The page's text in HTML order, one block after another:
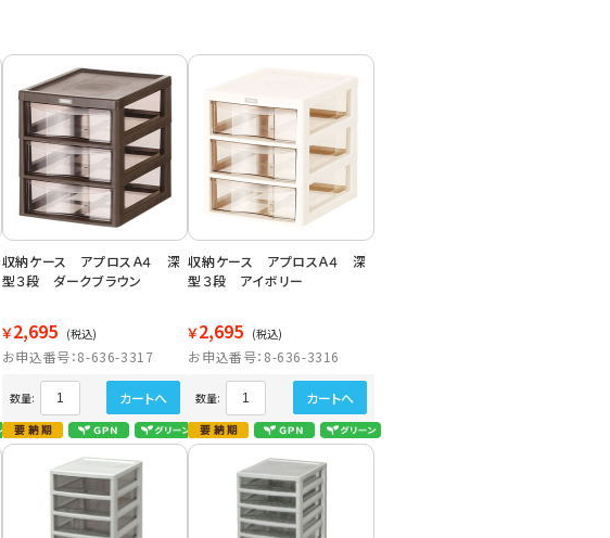
収納ケース アプロスＡ４ 深
型３段 ダークブラウン
￥2,695 (税込)
お申込番号：8-636-3317
数量: カートへ
収納ケース アプロスＡ４ 深
型３段 アイボリー
￥2,695 (税込)
お申込番号：8-636-3316
数量: カートへ